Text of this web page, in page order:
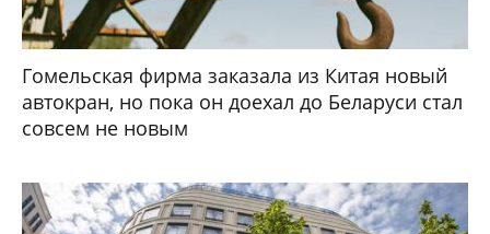
Гомельская фирма заказала из Китая новый
автокран, но пока он доехал до Беларуси стал
совсем не новым